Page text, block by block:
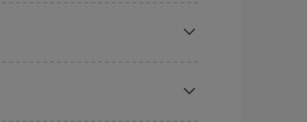
el vuelo más barato.